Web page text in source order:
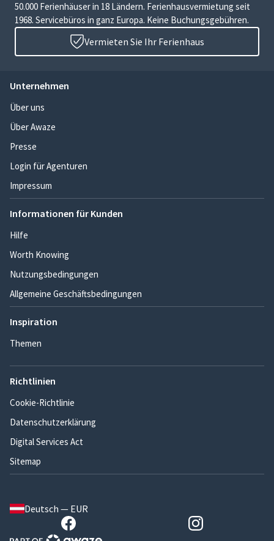
50.000 Ferienhäuser in 18 Ländern. Ferienhausvermietung seit
1968. Servicebüros in ganz Europa. Keine Buchungsgebühren.
Vermieten Sie Ihr Ferienhaus
Unternehmen
Über uns
Über Awaze
Presse
Login für Agenturen
Impressum
Informationen für Kunden
Hilfe
Worth Knowing
Nutzungsbedingungen
Allgemeine Geschäftsbedingungen
Inspiration
Themen
Richtlinien
Cookie-Richtlinie
Datenschutzerklärung
Digital Services Act
Sitemap
Deutsch — EUR